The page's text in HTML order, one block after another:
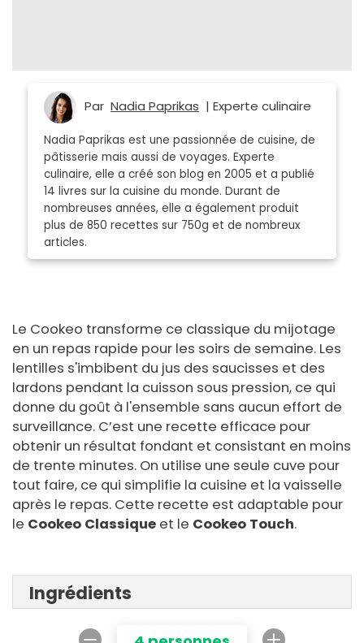
Par Nadia Paprikas | Experte culinaire
Nadia Paprikas est une passionnée de cuisine, de
pâtisserie mais aussi de voyages. Experte
culinaire, elle a créé son blog en 2005 et a publié
14 livres sur la cuisine du monde. Durant de
nombreuses années, elle a également produit
plus de 850 recettes sur 750g et de nombreux
articles.
Le Cookeo transforme ce classique du mijotage
en un repas rapide pour les soirs de semaine. Les
lentilles s'imbibent du jus des saucisses et des
lardons pendant la cuisson sous pression, ce qui
donne du goût à l'ensemble sans aucun effort de
surveillance. C’est une recette efficace pour
obtenir un résultat fondant et consistant en moins
de trente minutes. On utilise une seule cuve pour
tout faire, ce qui simplifie la cuisine et la vaisselle
après le repas. Cette recette est adaptable pour
le Cookeo Classique et le Cookeo Touch.
Ingrédients